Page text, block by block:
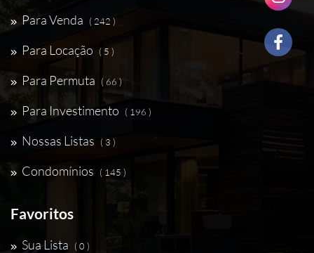
Para Venda ( 242 )
Para Locação ( 5 )
Para Permuta ( 66 )
Para Investimento ( 196 )
Nossas Listas ( 3 )
Condomínios ( 145 )
Favoritos
Sua Lista ( 0 )